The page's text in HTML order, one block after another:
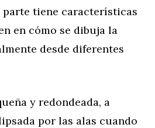
parte tiene características
en cómo se dibuja la
desde diferentes
y redondeada, a
por las alas cuando